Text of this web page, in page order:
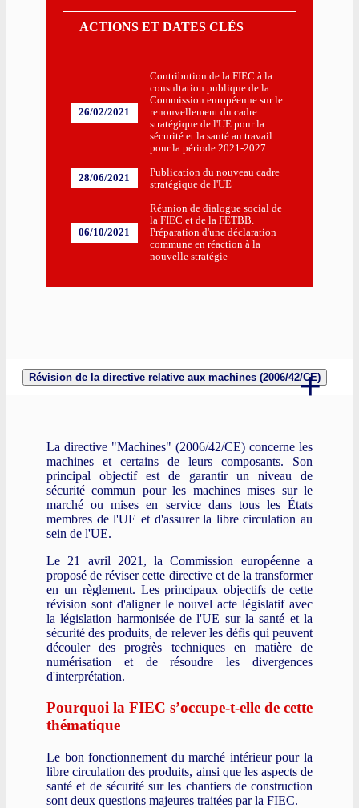
ACTIONS ET DATES CLÉS
26/02/2021
Contribution de la FIEC à la
consultation publique de la
Commission européenne sur le
renouvellement du cadre
stratégique de l'UE pour la
sécurité et la santé au travail
pour la période 2021-2027
28/06/2021
Publication du nouveau cadre
stratégique de l'UE
06/10/2021
Réunion de dialogue social de
la FIEC et de la FETBB.
Préparation d'une déclaration
commune en réaction à la
nouvelle stratégie
Révision de la directive relative aux machines (2006/42/CE)
La directive "Machines" (2006/42/CE) concerne les
machines et certains de leurs composants. Son
principal objectif est de garantir un niveau de
sécurité commun pour les machines mises sur le
marché ou mises en service dans tous les États
membres de l'UE et d'assurer la libre circulation au
sein de l'UE.
Le 21 avril 2021, la Commission européenne a
proposé de réviser cette directive et de la transformer
en un règlement. Les principaux objectifs de cette
révision sont d'aligner le nouvel acte législatif avec
la législation harmonisée de l'UE sur la santé et la
sécurité des produits, de relever les défis qui peuvent
découler des progrès techniques en matière de
numérisation et de résoudre les divergences
d'interprétation.
Pourquoi la FIEC s’occupe-t-elle de cette
thématique
Le bon fonctionnement du marché intérieur pour la
libre circulation des produits, ainsi que les aspects de
santé et de sécurité sur les chantiers de construction
sont deux questions majeures traitées par la FIEC.